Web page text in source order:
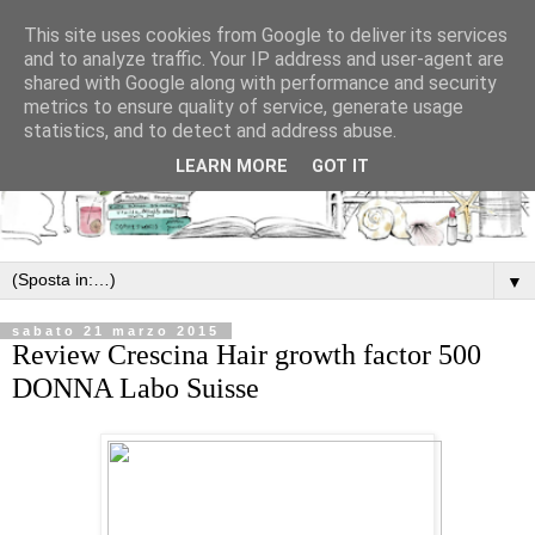
▼
sabato 21 marzo 2015
Review Crescina Hair growth factor 500
DONNA Labo Suisse
This site uses cookies from Google to deliver its services
and to analyze traffic. Your IP address and user-agent are
shared with Google along with performance and security
metrics to ensure quality of service, generate usage
statistics, and to detect and address abuse.
LEARN MORE GOT IT